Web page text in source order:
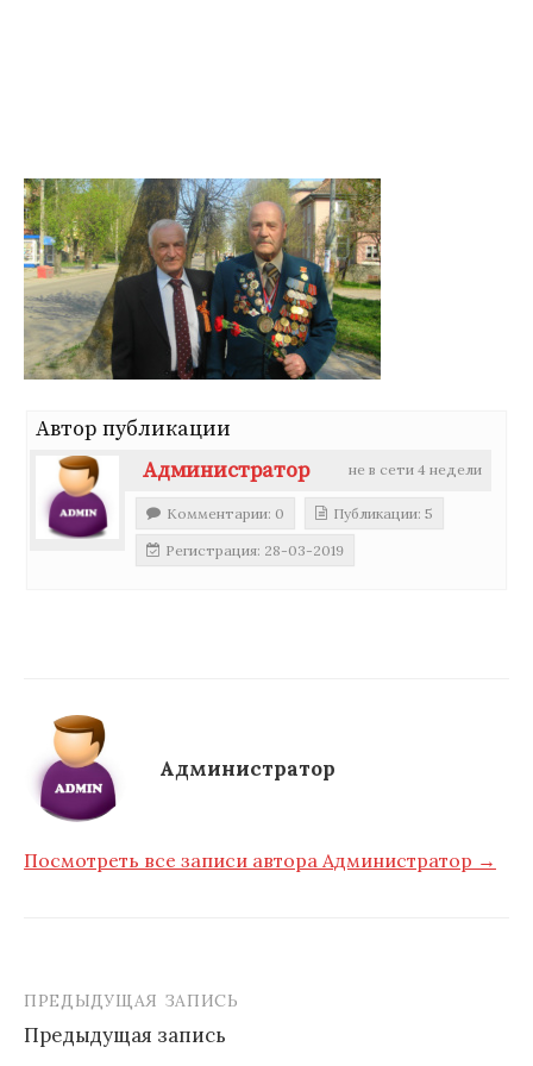
Автор публикации
не в сети 4 недели
Администратор
Комментарии: 0 Публикации: 5
Регистрация: 28-03-2019
Администратор
Посмотреть все записи автора Администратор →
Навигация
по
ПРЕДЫДУЩАЯ ЗАПИСЬ
Предыдущая запись